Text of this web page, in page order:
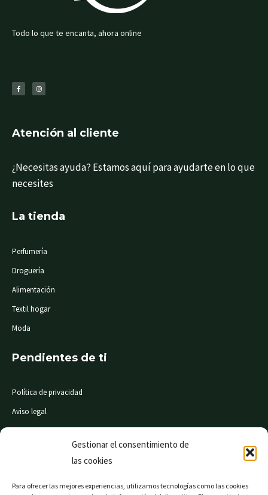
Gestionar el consentimiento de
las cookies
Para ofrecer las mejores experiencias, utilizamos tecnologías como las cookies
Todo lo que te encanta, ahora online
c
e
b
s
t
a
Atención al cliente
¿Necesitas ayuda? Estamos aquí para ayudarte en lo que
necesites
La tienda
Perfumería
Droguería
Alimentación
Textil hogar
Moda
Pendientes de ti
Política de privacidad
Aviso legal
Condiciones de compra
© Mi Súper 24 horas. Todos los derechos reservados